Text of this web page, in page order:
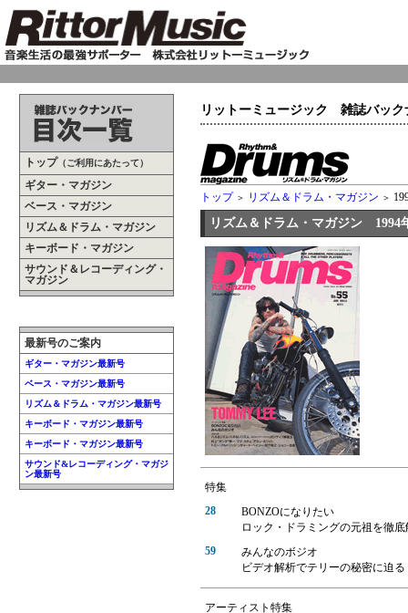
トップ （ご利用にあたって）
ギター・マガジン
ベース・マガジン
リズム＆ドラム・マガジン
キーボード・マガジン
サウンド＆レコーディング・
マガジン
最新号のご案内
ギター・マガジン最新号
ベース・マガジン最新号
リズム＆ドラム・マガジン最新号
キーボード・マガジン最新号
キーボード・マガジン最新号
サウンド&レコーディング・マガジ
ン最新号
リットーミュージック 雑誌バック
トップ ＞ リズム＆ドラム・マガジン ＞
リズム＆ドラム・マガジン 1994
特集
28
BONZOになりたい
ロック・ドラミングの元祖を徹底
59
みんなのボジオ
ビデオ解析でテリーの秘密に迫る
アーティスト特集